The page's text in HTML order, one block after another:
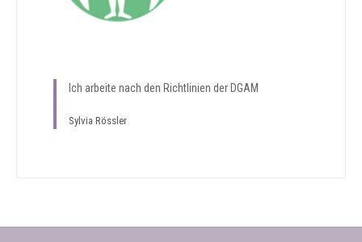
Ich arbeite nach den Richtlinien der DGAM
Sylvia Rössler